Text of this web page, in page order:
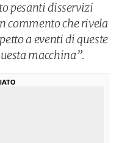
pesanti disservizi
commento che rivela
a eventi di queste
macchina”.